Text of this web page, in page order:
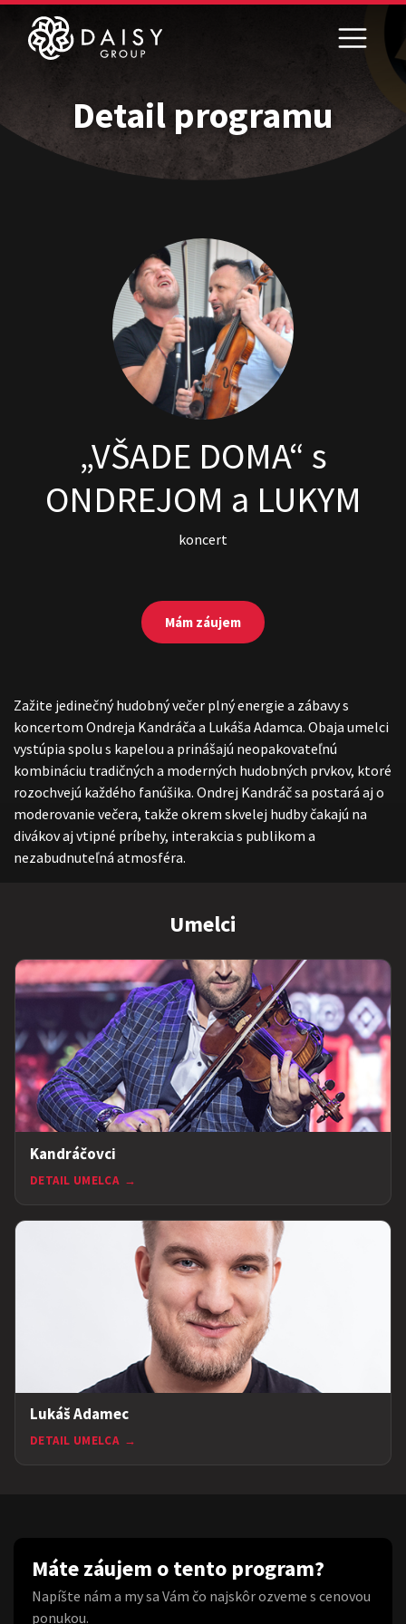
Detail programu
„VŠADE DOMA“ s
ONDREJOM a LUKYM
koncert
Mám záujem
Zažite jedinečný hudobný večer plný energie a zábavy s
koncertom Ondreja Kandráča a Lukáša Adamca. Obaja umelci
vystúpia spolu s kapelou a prinášajú neopakovateľnú
kombináciu tradičných a moderných hudobných prvkov, ktoré
rozochvejú každého fanúšika. Ondrej Kandráč sa postará aj o
moderovanie večera, takže okrem skvelej hudby čakajú na
divákov aj vtipné príbehy, interakcia s publikom a
nezabudnuteľná atmosféra.
Umelci
Kandráčovci
DETAIL UMELCA →
Lukáš Adamec
DETAIL UMELCA →
Máte záujem o tento program?
Napíšte nám a my sa Vám čo najskôr ozveme s cenovou
ponukou.